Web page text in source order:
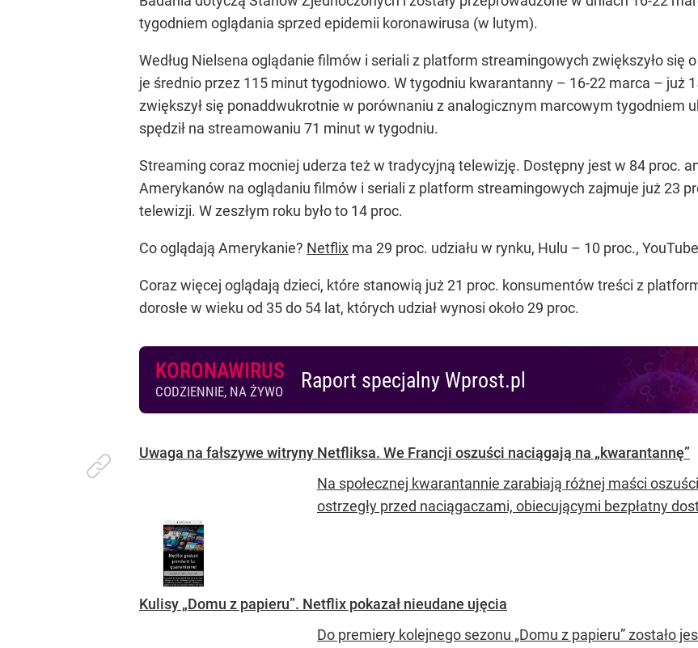
tygodniem oglądania sprzed epidemii koronawirusa (w lutym).
Według Nielsena oglądanie filmów i seriali z platform streamingowych zwiększyło się
je średnio przez 115 minut tygodniowo. W tygodniu kwarantanny – 16-22 marca – już
zwiększył się ponaddwukrotnie w porównaniu z analogicznym marcowym tygodniem
spędził na streamowaniu 71 minut w tygodniu.
Streaming coraz mocniej uderza też w tradycyjną telewizję. Dostępny jest w 84 proc.
Amerykanów na oglądaniu filmów i seriali z platform streamingowych zajmuje już 23
telewizji. W zeszłym roku było to 14 proc.
Co oglądają Amerykanie? Netflix ma 29 proc. udziału w rynku, Hulu – 10 proc.,
Coraz więcej oglądają dzieci, które stanowią już 21 proc. konsumentów treści z
dorosłe w wieku od 35 do 54 lat, których udział wynosi około 29 proc.
KORONAWIRUS
CODZIENNIE, NA ŻYWO Raport specjalny Wprost.pl
Uwaga na fałszywe witryny Netfliksa. We Francji oszuści naciągają na „kwarantannę”
Na społecznej kwarantannie zarabiają różnej maści
ostrzegły przed naciągaczami, obiecującymi bezpłatny
Kulisy „Domu z papieru”. Netflix pokazał nieudane ujęcia
Do premiery kolejnego sezonu „Domu z papieru” zostało